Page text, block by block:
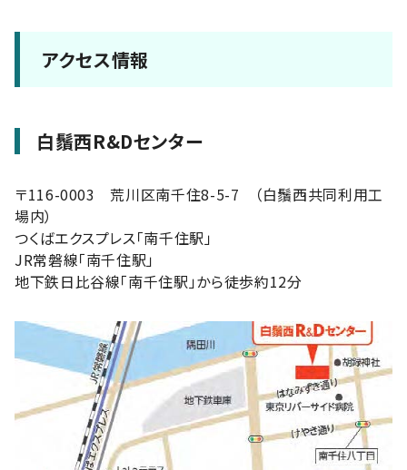
アクセス情報
白鬚西R&Dセンター
〒116-0003 荒川区南千住8-5-7 （白鬚西共同利用工
場内）
つくばエクスプレス「南千住駅」
JR常磐線「南千住駅」
地下鉄日比谷線「南千住駅」から徒歩約12分